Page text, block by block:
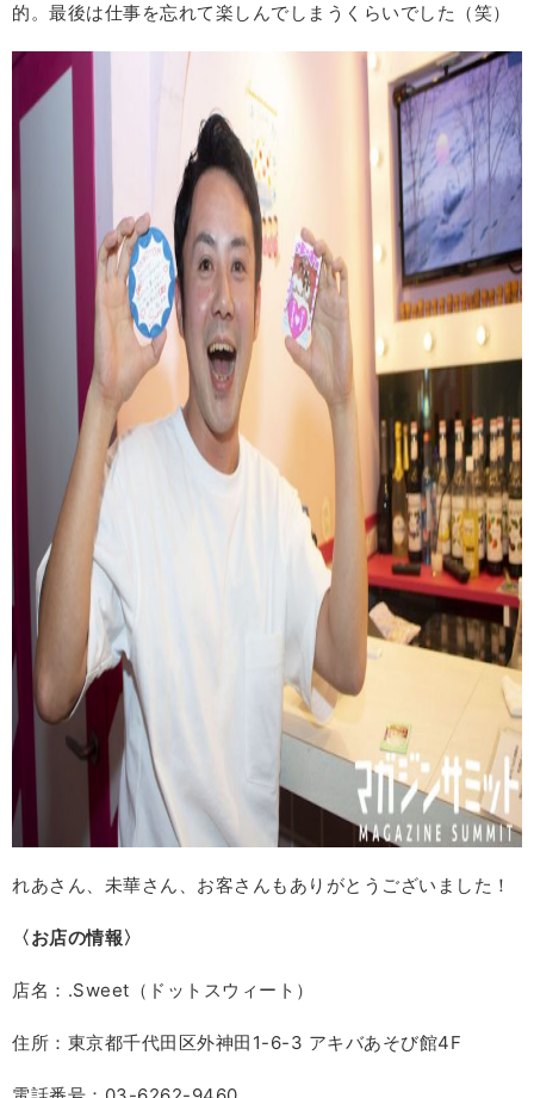
的。最後は仕事を忘れて楽しんでしまうくらいでした（笑）
れあさん、未華さん、お客さんもありがとうございました！
〈お店の情報〉
店名：.Sweet（ドットスウィート）
住所：東京都千代田区外神田1-6-3 アキバあそび館4F